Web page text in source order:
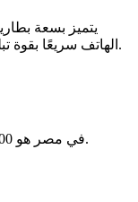
الهاتف سريعًا بقوة تبلغ حوالي 18 وات، ومُزود برامات 8 جيجا بايت.
• السعر الحالي لهاتف Vivo V17 Pro في مصر هو 6000 جنيه.